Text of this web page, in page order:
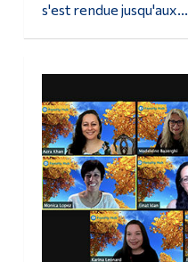
s'est rendue jusqu'aux...